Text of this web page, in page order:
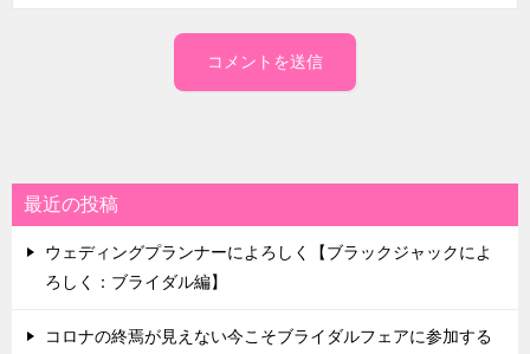
最近の投稿
ウェディングプランナーによろしく【ブラックジャックによ
ろしく：ブライダル編】
コロナの終焉が見えない今こそブライダルフェアに参加する